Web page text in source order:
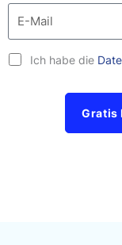
Ich habe die
Gratis